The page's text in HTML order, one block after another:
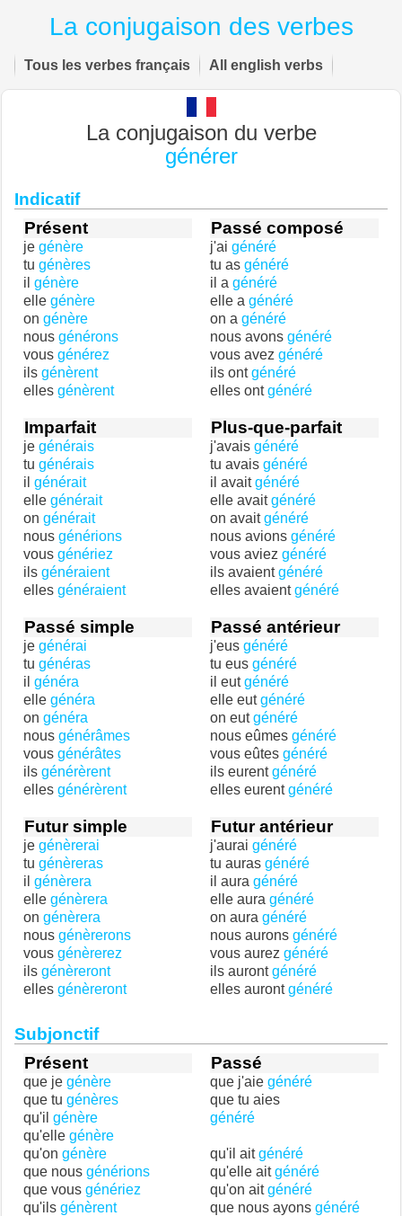
La conjugaison des verbes
Tous les verbes français All english verbs
La conjugaison du verbe
générer
Indicatif
Présent
je génère
tu génères
il génère
elle génère
on génère
nous générons
vous générez
ils génèrent
elles génèrent
Passé composé
j'ai généré
tu as généré
il a généré
elle a généré
on a généré
nous avons généré
vous avez généré
ils ontgénéré
elles ontgénéré
Imparfait
je générais
tu générais
il générait
elle générait
on générait
nous générions
vous génériez
ils généraient
elles généraient
Plus-que-parfait
j'avais généré
tu avais généré
il avaitgénéré
elle avaitgénéré
on avaitgénéré
nous avions généré
vous aviez généré
ils avaientgénéré
elles avaientgénéré
Passé simple
je générai
tu généras
il généra
elle généra
on généra
nous générâmes
vous générâtes
ils générèrent
elles générèrent
Passé antérieur
j'eus généré
tu eus généré
il eutgénéré
elle eutgénéré
on eutgénéré
nous eûmes généré
vous eûtes généré
ils eurentgénéré
elles eurentgénéré
Futur simple
je génèrerai
tu génèreras
il génèrera
elle génèrera
on génèrera
nous génèrerons
vous génèrerez
ils génèreront
elles génèreront
Futur antérieur
j'aurai généré
tu auras généré
il aura généré
elle aura généré
on aura généré
nous aurons généré
vous aurez généré
ils aurontgénéré
elles aurontgénéré
Subjonctif
Présent
que je génère
que tu génères
qu'il génère
qu'elle génère
qu'on génère
que nous générions
que vous génériez
qu'ils génèrent
Passé
que j'aie généré
que tu aies
généré
qu'il aitgénéré
qu'elle aitgénéré
qu'on aitgénéré
que nous ayons généré